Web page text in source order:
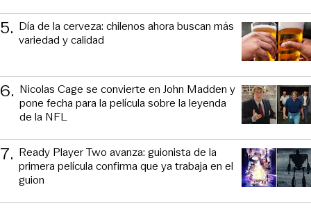
5. Día de la cerveza: chilenos ahora buscan más
variedad y calidad
6. Nicolas Cage se convierte en John Madden y
pone fecha para la película sobre la leyenda
de la NFL
7. Ready Player Two avanza: guionista de la
primera película confirma que ya trabaja en el
guion